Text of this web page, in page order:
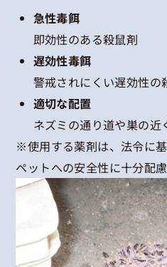
急性毒餌
即効性のある殺鼠剤
遅効性毒餌
警戒されにくい遅効性の
適切な配置
ネズミの通り道や巣の近
※使用する薬剤は、法令に
ペットへの安全性に十分配